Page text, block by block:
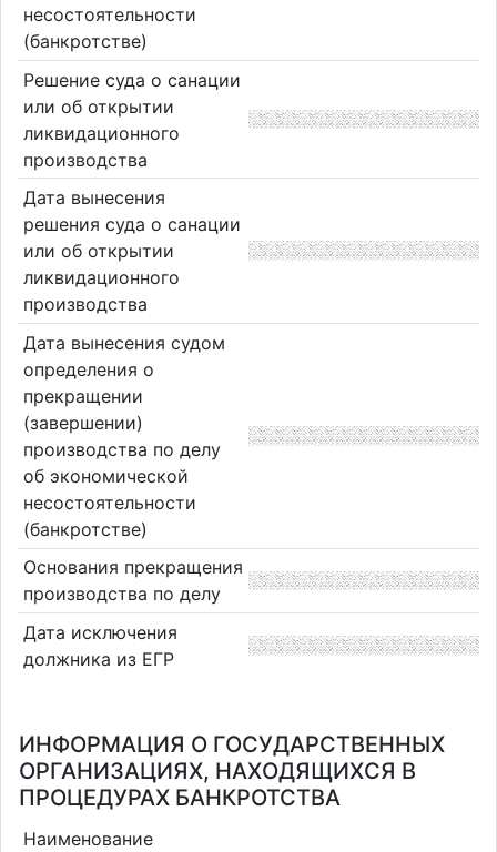
несостоятельности
(банкротстве)
Решение суда о санации
или об открытии
ликвидационного
производства
Дата вынесения
решения суда о санации
или об открытии
ликвидационного
производства
Дата вынесения судом
определения о
прекращении
(завершении)
производства по делу
об экономической
несостоятельности
(банкротстве)
Основания прекращения
производства по делу
Дата исключения
должника из ЕГР
ИНФОРМАЦИЯ О ГОСУДАРСТВЕННЫХ
ОРГАНИЗАЦИЯХ, НАХОДЯЩИХСЯ В
ПРОЦЕДУРАХ БАНКРОТСТВА
Наименование